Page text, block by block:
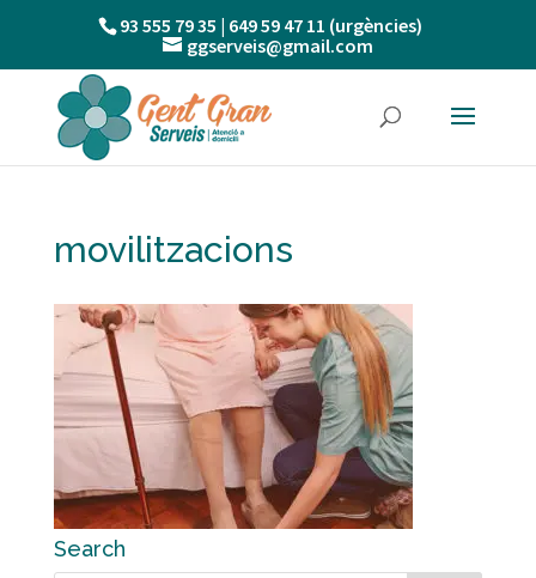
93 555 79 35 | 649 59 47 11 (urgències)
ggserveis@gmail.com
movilitzacions
Search